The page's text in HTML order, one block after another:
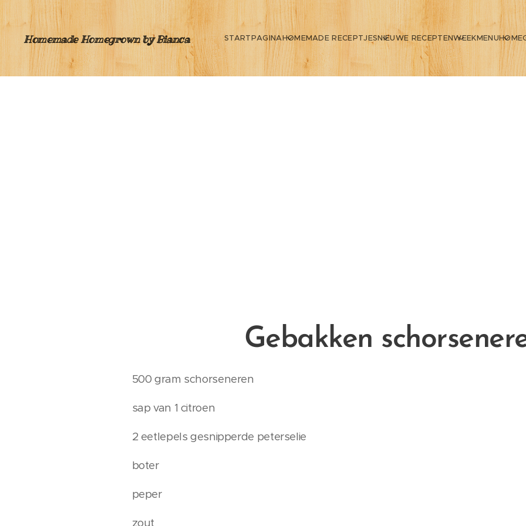
Homemade Homegrown by Bianca STARTPAGINAHOMEMADE RECEPTJESNIEUWE RECEPTENWEEKMENU
Gebakken
500 gram schorseneren
sap van 1 citroen
2 eetlepels gesnipperde peterselie
boter
peper
zout